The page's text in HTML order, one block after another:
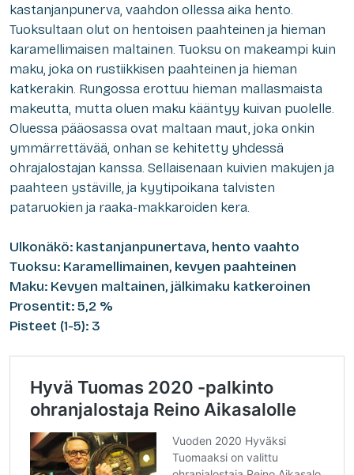
kastanjanpunerva, vaahdon ollessa aika hento.
Tuoksultaan olut on hentoisen paahteinen ja hieman
karamellimaisen maltainen. Tuoksu on makeampi kuin
maku, joka on rustiikkisen paahteinen ja hieman
katkerakin. Rungossa erottuu hieman mallasmaista
makeutta, mutta oluen maku kääntyy kuivan puolelle.
Oluessa pääosassa ovat maltaan maut, joka onkin
ymmärrettävää, onhan se kehitetty yhdessä
ohrajalostajan kanssa. Sellaisenaan kuivien makujen ja
paahteen ystäville, ja kyytipoikana talvisten
pataruokien ja raaka-makkaroiden kera.
Ulkonäkö: kastanjanpunertava, hento vaahto
Tuoksu: Karamellimainen, kevyen paahteinen
Maku: Kevyen maltainen, jälkimaku katkeroinen
Prosentit: 5,2 %
Pisteet (1-5): 3